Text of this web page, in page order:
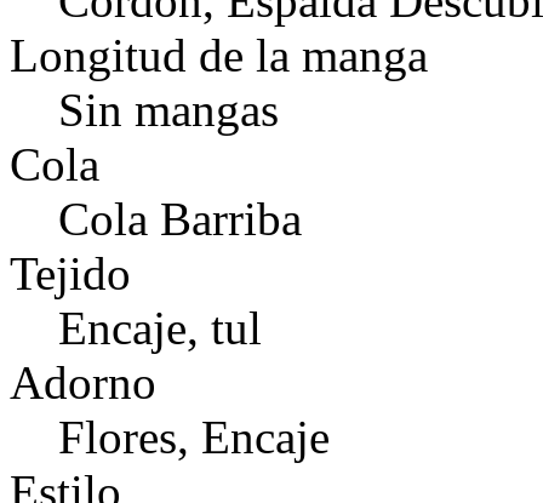
Longitud de la manga
Sin mangas
Cola
Cola Barriba
Tejido
Encaje, tul
Adorno
Flores, Encaje
Estilo